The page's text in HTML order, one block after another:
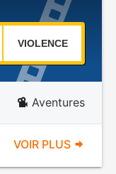
VIOLENCE
Aventures
VOIR PLUS